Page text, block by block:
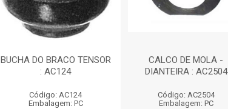
BUCHA DO BRACO TENSOR
: AC124
Código: AC124
Embalagem: PC
CALCO DE MOLA -
DIANTEIRA : AC2504
Código: AC2504
Embalagem: PC